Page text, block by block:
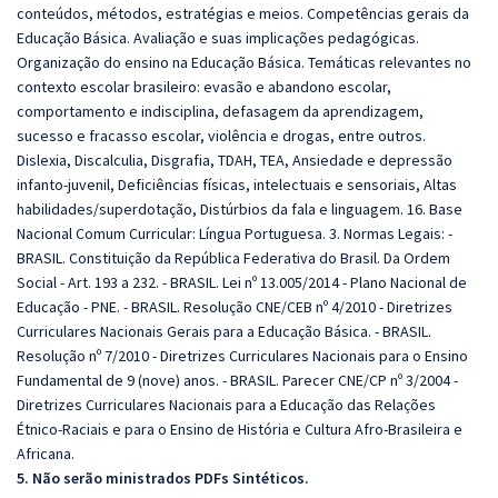
conteúdos, métodos, estratégias e meios. Competências gerais da
Educação Básica. Avaliação e suas implicações pedagógicas.
Organização do ensino na Educação Básica. Temáticas relevantes no
contexto escolar brasileiro: evasão e abandono escolar,
comportamento e indisciplina, defasagem da aprendizagem,
sucesso e fracasso escolar, violência e drogas, entre outros.
Dislexia, Discalculia, Disgrafia, TDAH, TEA, Ansiedade e depressão
infanto-juvenil, Deficiências físicas, intelectuais e sensoriais, Altas
habilidades/superdotação, Distúrbios da fala e linguagem. 16. Base
Nacional Comum Curricular: Língua Portuguesa. 3. Normas Legais: -
BRASIL. Constituição da República Federativa do Brasil. Da Ordem
Social - Art. 193 a 232. - BRASIL. Lei nº 13.005/2014 - Plano Nacional de
Educação - PNE. - BRASIL. Resolução CNE/CEB nº 4/2010 - Diretrizes
Curriculares Nacionais Gerais para a Educação Básica. - BRASIL.
Resolução nº 7/2010 - Diretrizes Curriculares Nacionais para o Ensino
Fundamental de 9 (nove) anos. - BRASIL. Parecer CNE/CP nº 3/2004 -
Diretrizes Curriculares Nacionais para a Educação das Relações
Étnico-Raciais e para o Ensino de História e Cultura Afro-Brasileira e
Africana.
5. Não serão ministrados PDFs Sintéticos.